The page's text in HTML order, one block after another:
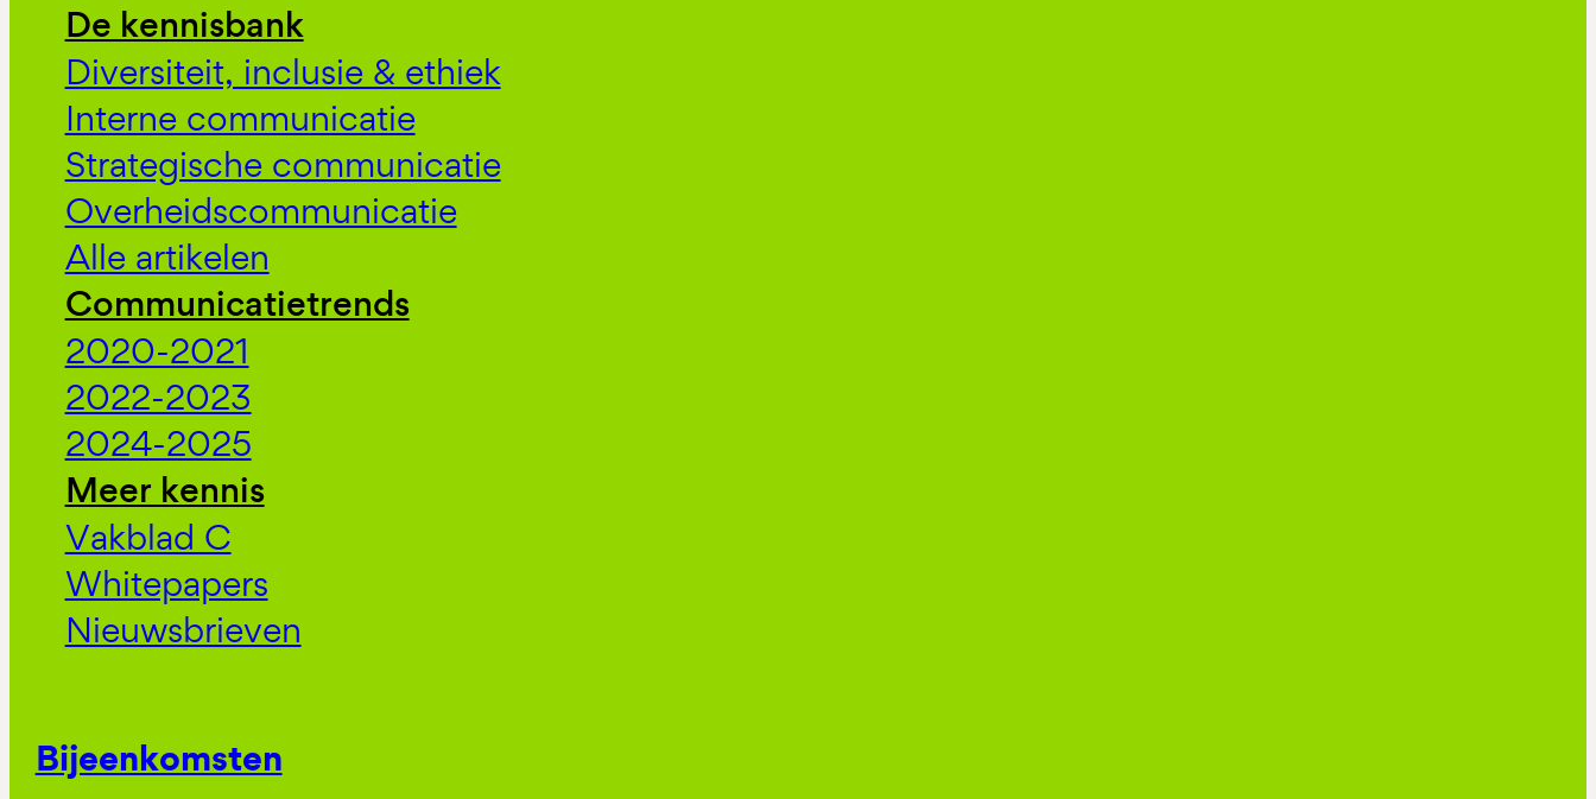
De kennisbank
Diversiteit, inclusie & ethiek
Interne communicatie
Strategische communicatie
Overheidscommunicatie
Alle artikelen
Communicatietrends
2020-2021
2022-2023
2024-2025
Meer kennis
Vakblad C
Whitepapers
Nieuwsbrieven
Bijeenkomsten